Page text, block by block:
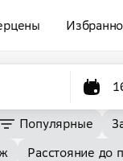
Популярные
Расстояние до